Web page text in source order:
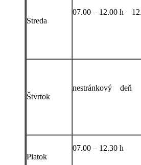
Streda
07.00 – 12.00 h
Štvrtok
nestránkový deň
Piatok
07.00 – 12.30 h